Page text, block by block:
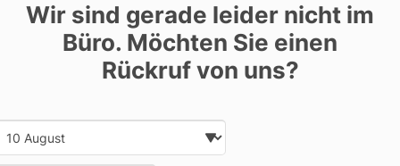
können bei Bedarf einen Nachdruck
Auflage schnell vergriffen? Steigt die
wussten, ob ihr Buch Leser findet und sich gut
Bücherzahl nachzudrucken. Sie können Ihre
lassen. Der Digitaldruck gibt Ihnen ein Gefühl der
Marktbedürfnisse zu reagieren. Sie müssen nicht auf
Wir sind gerade leider nicht im
Büro. Möchten Sie einen
Rückruf von uns?
Date and time slection for